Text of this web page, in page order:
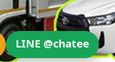
LINE @chatee